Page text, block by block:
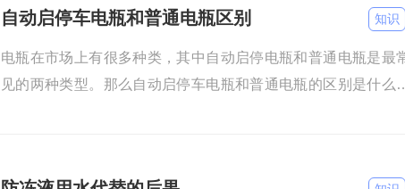
自动启停车电瓶和普通电瓶区别 知识
电瓶在市场上有很多种类，其中自动启停电瓶和普通电瓶是最
见的两种类型。那么自动启停车电瓶和普通电瓶的区别是什么